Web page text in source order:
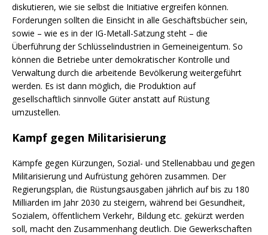
diskutieren, wie sie selbst die Initiative ergreifen können.
Forderungen sollten die Einsicht in alle Geschäftsbücher sein,
sowie – wie es in der IG-Metall-Satzung steht – die
Überführung der Schlüsselindustrien in Gemeineigentum. So
können die Betriebe unter demokratischer Kontrolle und
Verwaltung durch die arbeitende Bevölkerung weitergeführt
werden. Es ist dann möglich, die Produktion auf
gesellschaftlich sinnvolle Güter anstatt auf Rüstung
umzustellen.
Kampf gegen Militarisierung
Kämpfe gegen Kürzungen, Sozial- und Stellenabbau und gegen
Militarisierung und Aufrüstung gehören zusammen. Der
Regierungsplan, die Rüstungsausgaben jährlich auf bis zu 180
Milliarden im Jahr 2030 zu steigern, während bei Gesundheit,
Sozialem, öffentlichem Verkehr, Bildung etc. gekürzt werden
soll, macht den Zusammenhang deutlich. Die Gewerkschaften